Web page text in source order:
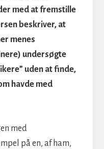
med at fremstille
beskriver, at
menes
undersøgte
uden at finde,
havde med
med
på en, af ham,